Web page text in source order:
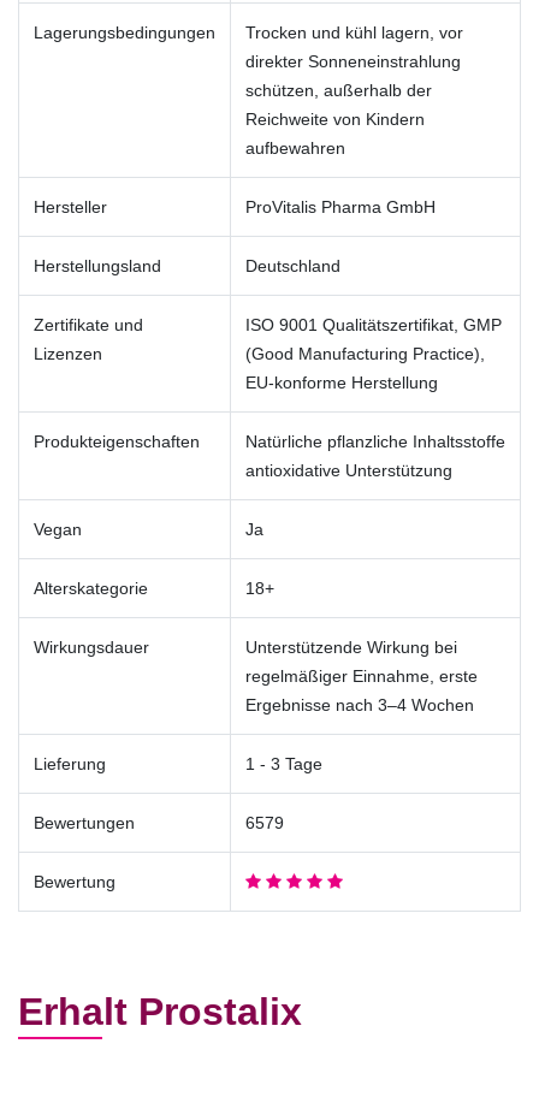
Lagerungsbedingungen
Trocken und kühl lagern, vor
direkter Sonneneinstrahlung
schützen, außerhalb der
Reichweite von Kindern
aufbewahren
Hersteller ProVitalis Pharma GmbH
Herstellungsland Deutschland
Zertifikate und
Lizenzen
ISO 9001 Qualitätszertifikat, GMP
(Good Manufacturing Practice),
EU-konforme Herstellung
Produkteigenschaften
Natürliche pflanzliche Inhaltsstoffe
antioxidative Unterstützung
Vegan Ja
Alterskategorie 18+
Wirkungsdauer
Unterstützende Wirkung bei
regelmäßiger Einnahme, erste
Ergebnisse nach 3–4 Wochen
Lieferung 1 - 3 Tage
Bewertungen 6579
Bewertung
Erhalt Prostalix